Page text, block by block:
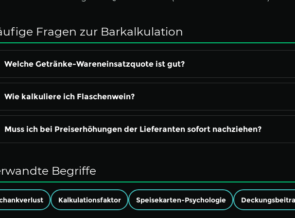
Fragen zur Barkalkulation
Welche Getränke-Wareneinsatzquote ist gut?
Wie kalkuliere ich Flaschenwein?
Muss ich bei Preiserhöhungen der Lieferanten sofort nachziehen?
Begriffe
Kalkulationsfaktor Speisekarten-Psychologie